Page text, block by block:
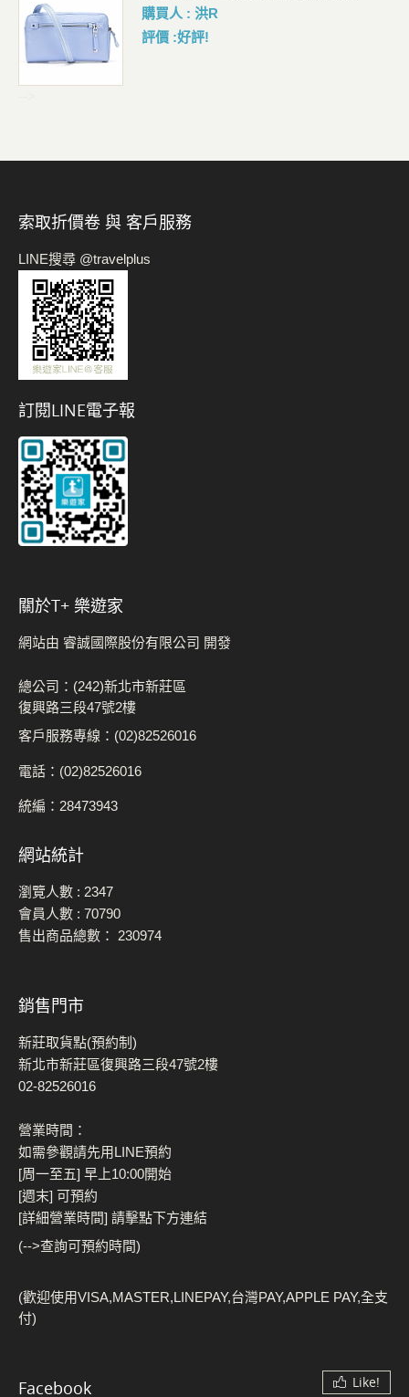
購買人 : 洪R
評價 :好評!
索取折價卷 與 客戶服務
LINE搜尋 @travelplus
訂閱LINE電子報
關於t+ 樂遊家
網站由 睿誠國際股份有限公司 開發
總公司：(242)新北市新莊區
復興路三段47號2樓
客戶服務專線：(02)82526016
電話：(02)82526016
統編：28473943
網站統計
瀏覽人數 : 2347
會員人數 : 70790
售出商品總數： 230974
銷售門市
新莊取貨點(預約制)
新北市新莊區復興路三段47號2樓
02-82526016
營業時間：
如需參觀請先用LINE預約
[周一至五] 早上10:00開始
[週末] 可預約
[詳細營業時間] 請擊點下方連結
(-->查詢可預約時間)
(歡迎使用VISA,MASTER,LINEPAY,台灣PAY,APPLE PAY,全支
付)
Facebook Like!